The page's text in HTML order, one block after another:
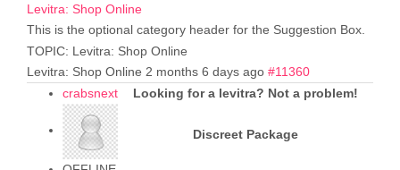
Levitra: Shop Online
This is the optional category header for the Suggestion Box.
TOPIC: Levitra: Shop Online
Levitra: Shop Online 2 months 6 days ago #11360
crabsnext
Looking for a levitra? Not a problem!
Discreet Package